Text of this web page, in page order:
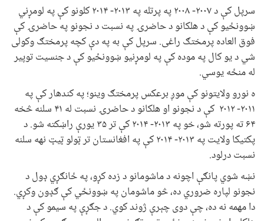
سرپل کې د ۲۰۰۷- ۲۰۰۸ په پرتله په ۲۰۱۳- ۲۰۱۴ کلونو کې په لومړني
ښوونځيو کې د هلکانو د حاضرۍ په نسبت د نجونو په حاضرۍ کې
فوق العاده پرمختګ راغی. سرپل کې به په دې کچه پرمختګ وکولی
شي د یو کال په موده کې په لومړنیو ښوونځيو کې د جنسیت توپیر
له منځه يوسي.
ه نورو ولايتونو کې موږ برعکس پرمختګ وینو؛ په کندهار کې په
۲۰۱۱- ۲۰۱۲ کې د نجونو او هلکانو د حاضرۍ نسبت له ۴۱ سلنه څخه
۶۴ ته پورته شو، خو په ۲۰۱۳- ۲۰۱۴ کې تر ۳۵ يورې راښکته شو. د
پکتيکا ولايت په ۲۰۱۳- ۲۰۱۴ کې په افغانستان تر ټولو ټيټ نهه سلنه
نسبت درلود.
نښه شوي پانګې اچونه د ماشومانو د زده کړو، په ځانګړي ډول د
نجونو لپاره ضروري ده، څو ماشومان په ښوونځي کې ګډون وکړي.
دا مهمه نه ده، چې دوی چېرې ژوند کوي. د جګړې په سیمو کې د